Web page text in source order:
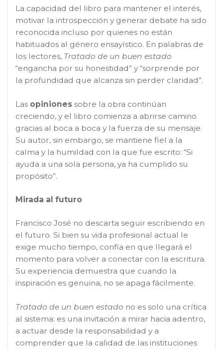
La capacidad del libro para mantener el interés,
motivar la introspección y generar debate ha sido
reconocida incluso por quienes no están
habituados al género ensayístico. En palabras de
los lectores, Tratado de un buen estado
“engancha por su honestidad” y “sorprende por
la profundidad que alcanza sin perder claridad”.
Las opiniones sobre la obra continúan
creciendo, y el libro comienza a abrirse camino
gracias al boca a boca y la fuerza de su mensaje.
Su autor, sin embargo, se mantiene fiel a la
calma y la humildad con la que fue escrito: “Si
ayuda a una sola persona, ya ha cumplido su
propósito”.
Mirada al futuro
Francisco José no descarta seguir escribiendo en
el futuro. Si bien su vida profesional actual le
exige mucho tiempo, confía en que llegará el
momento para volver a conectar con la escritura.
Su experiencia demuestra que cuando la
inspiración es genuina, no se apaga fácilmente.
Tratado de un buen estado no es solo una crítica
al sistema: es una invitación a mirar hacia adentro,
a actuar desde la responsabilidad y a
comprender que la calidad de las instituciones